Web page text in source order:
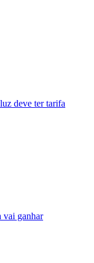
deve ter tarifa
vai ganhar